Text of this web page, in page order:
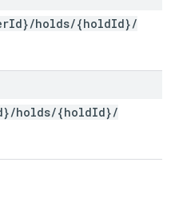
Id}/holds/{holdId}/
/holds/{holdId}/